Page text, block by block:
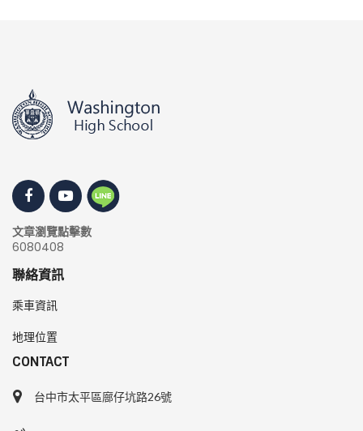
文章瀏覽點擊數
6080408
聯絡資訊
乘車資訊
地理位置
CONTACT
台中市太平區廍仔坑路26號